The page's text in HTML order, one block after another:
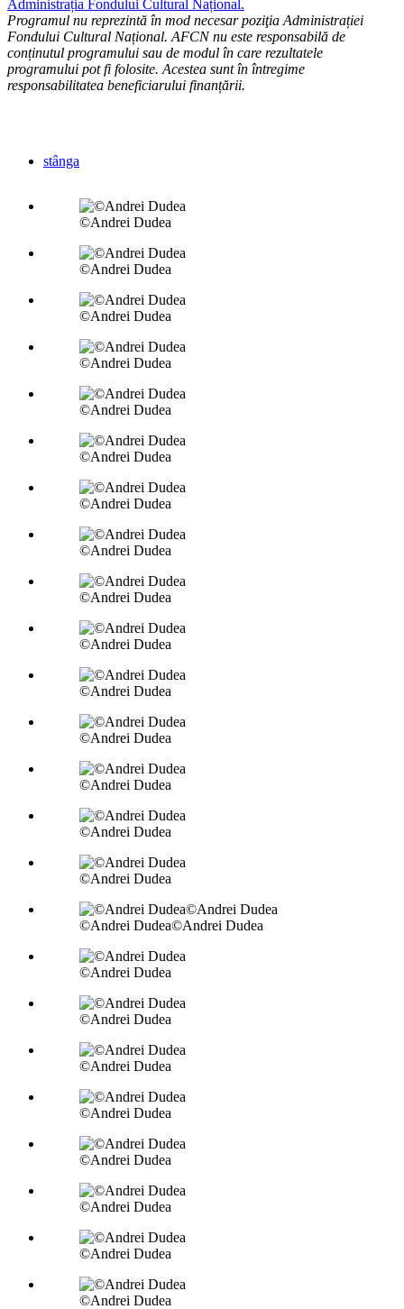
Administrația Fondului Cultural Național.
Programul nu reprezintă în mod necesar poziţia Administrației
Fondului Cultural Național. AFCN nu este responsabilă de
conținutul programului sau de modul în care rezultatele
programului pot fi folosite. Acestea sunt în întregime
responsabilitatea beneficiarului finanțării.
stânga
©Andrei Dudea
©Andrei Dudea
©Andrei Dudea
©Andrei Dudea
©Andrei Dudea
©Andrei Dudea
©Andrei Dudea
©Andrei Dudea
©Andrei Dudea
©Andrei Dudea
©Andrei Dudea
©Andrei Dudea
©Andrei Dudea
©Andrei Dudea
©Andrei Dudea
©Andrei Dudea©Andrei Dudea
©Andrei Dudea
©Andrei Dudea
©Andrei Dudea
©Andrei Dudea
©Andrei Dudea
©Andrei Dudea
©Andrei Dudea
©Andrei Dudea